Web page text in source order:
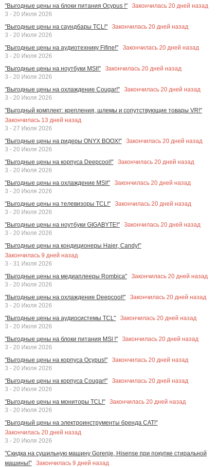
"Выгодные цены на блоки питания Ocypus !"
Закончилась 20 дней назад
3 - 20 Июля 2026
"Выгодные цены на саундбары TCL!"
Закончилась 20 дней назад
3 - 20 Июля 2026
"Выгодные цены на аудиотехнику Fifine!"
Закончилась 20 дней назад
3 - 20 Июля 2026
"Выгодные цены на ноутбуки MSI!"
Закончилась 20 дней назад
3 - 20 Июля 2026
"Выгодные цены на охлаждение Cougar!"
Закончилась 20 дней назад
3 - 20 Июля 2026
"Выгодный комплект: крепления, шлемы и сопутствующие товары VR!"
Закончилась 13 дней назад
3 - 27 Июля 2026
"Выгодные цены на ридеры ONYX BOOX!"
Закончилась 20 дней назад
3 - 20 Июля 2026
"Выгодные цены на корпуса Deepcool!"
Закончилась 20 дней назад
3 - 20 Июля 2026
"Выгодные цены на охлаждение MSI!"
Закончилась 20 дней назад
3 - 20 Июля 2026
"Выгодные цены на телевизоры TCL!"
Закончилась 20 дней назад
3 - 20 Июля 2026
"Выгодные цены на ноутбуки GIGABYTE!"
Закончилась 20 дней назад
3 - 20 Июля 2026
"Выгодные цены на кондиционеры Haier, Candy!"
Закончилась 9 дней назад
3 - 31 Июля 2026
"Выгодные цены на медиаплееры Rombica"
Закончилась 20 дней назад
3 - 20 Июля 2026
"Выгодные цены на охлаждение Deepcool!"
Закончилась 20 дней назад
3 - 20 Июля 2026
"Выгодные цены на аудиосистемы TCL"
Закончилась 20 дней назад
3 - 20 Июля 2026
"Выгодные цены на блоки питания MSI !"
Закончилась 20 дней назад
3 - 20 Июля 2026
"Выгодные цены на корпуса Ocypus!"
Закончилась 20 дней назад
3 - 20 Июля 2026
"Выгодные цены на корпуса Cougar!"
Закончилась 20 дней назад
3 - 20 Июля 2026
"Выгодные цены на мониторы TCL!"
Закончилась 20 дней назад
3 - 20 Июля 2026
"Выгодный цены на электроинструменты бренда CAT!"
Закончилась 20 дней назад
3 - 20 Июля 2026
"Скидка на сушильную машину Gorenje, Hisense при покупке стиральной
машины!"
Закончилась 9 дней назад